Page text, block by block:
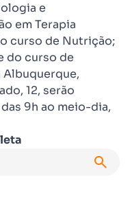
e
em Terapia
curso de Nutrição;
do curso de
Albuquerque,
12, serão
9h ao meio-dia,